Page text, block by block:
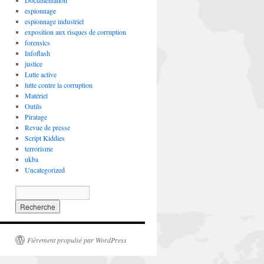
espionnage
espionnage industriel
exposition aux risques de corruption
forensics
Infoflash
justice
Lutte active
lutte contre la corruption
Matériel
Outils
Piratage
Revue de presse
Script Kiddies
terrorisme
ukba
Uncategorized
Fièrement propulsé par WordPress